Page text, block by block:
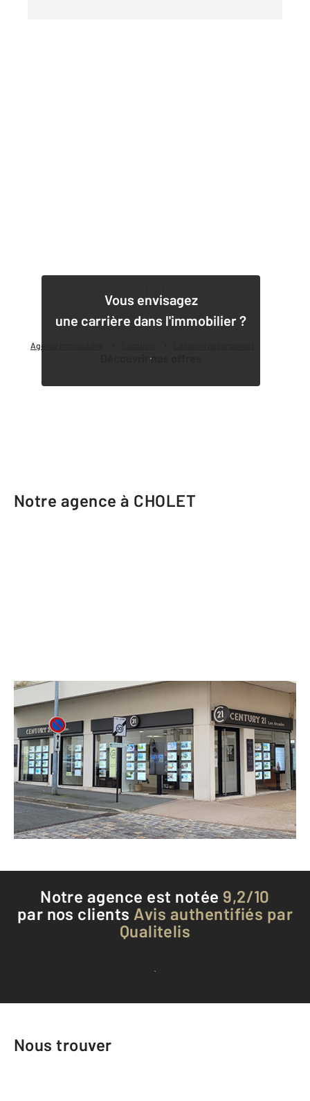
Agence immobilière
Vous envisagez
une carrière dans l'immobilier ?
Découvrir nos offres
1
Notre agence à CHOLET
CENTURY 21 Les Arcades
192 rue Nationale
CHOLET - 49300
Envoyer un message
Téléphoner à l'agence
Notre agence est notée 9,2/10
par nos clients Avis authentifiés par
Qualitelis
Voir tous les avis clients
Nous trouver